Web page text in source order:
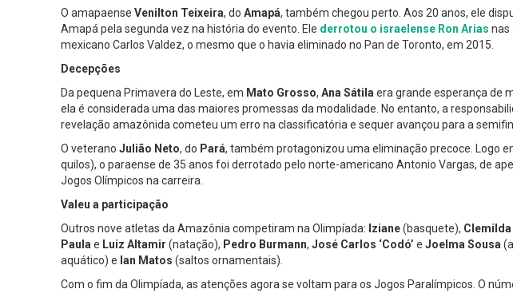
O amapaense Venilton Teixeira, do Amapá, também chegou perto. Aos 20 anos, ele
Amapá pela segunda vez na história do evento. Ele derrotou o israelense Ron Arias nas
mexicano Carlos Valdez, o mesmo que o havia eliminado no Pan de Toronto, em 2015.
Decepções
Da pequena Primavera do Leste, em Mato Grosso, Ana Sátila era grande esperança de
ela é considerada uma das maiores promessas da modalidade. No entanto, a
revelação amazônida cometeu um erro na classificatória e sequer avançou para a
O veterano Julião Neto, do Pará, também protagonizou uma eliminação precoce. Logo
quilos), o paraense de 35 anos foi derrotado pelo norte-americano Antonio Vargas, de
Jogos Olímpicos na carreira.
Valeu a participação
Outros nove atletas da Amazônia competiram na Olimpíada: Iziane(basquete),
Paula e Luiz Altamir (natação), Pedro Burmann, José Carlos ‘Codó’ e Joelma Sousa
aquático) e Ian Matos (saltos ornamentais).
Com o fim da Olimpíada, as atenções agora se voltam para os Jogos Paralímpicos. O